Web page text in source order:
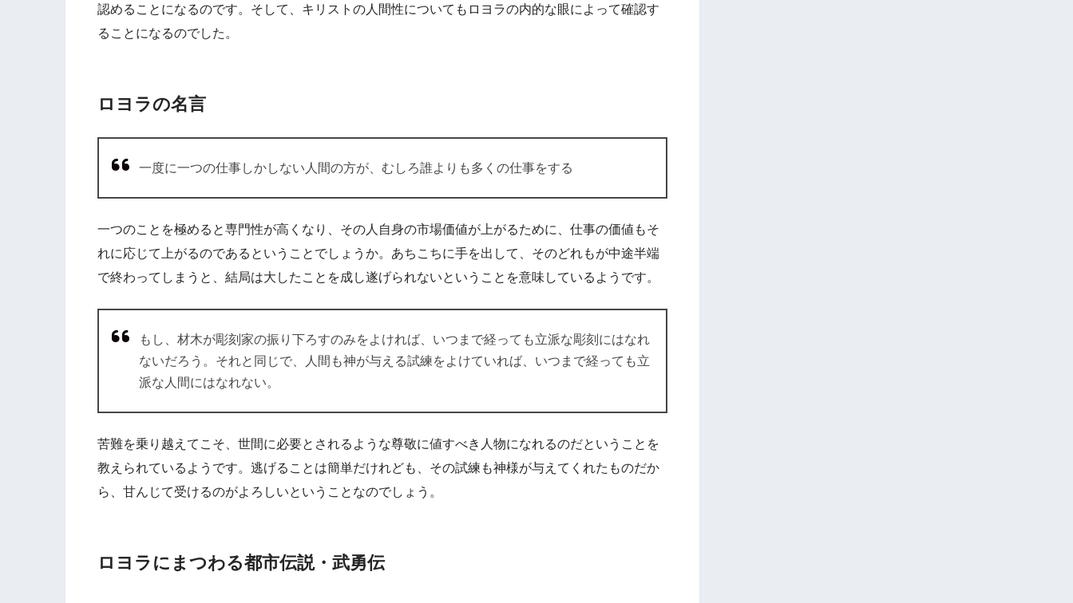
認めることになるのです。そして、キリストの人間性についてもロヨラの内的な眼によって確認す
ることになるのでした。
ロヨラの名言
一度に一つの仕事しかしない人間の方が、むしろ誰よりも多くの仕事をする
一つのことを極めると専門性が高くなり、その人自身の市場価値が上がるために、仕事の価値もそ
れに応じて上がるのであるということでしょうか。あちこちに手を出して、そのどれもが中途半端
で終わってしまうと、結局は大したことを成し遂げられないということを意味しているようです。
もし、材木が彫刻家の振り下ろすのみをよければ、いつまで経っても立派な彫刻にはなれ
ないだろう。それと同じで、人間も神が与える試練をよけていれば、いつまで経っても立
派な人間にはなれない。
苦難を乗り越えてこそ、世間に必要とされるような尊敬に値すべき人物になれるのだということを
教えられているようです。逃げることは簡単だけれども、その試練も神様が与えてくれたものだか
ら、甘んじて受けるのがよろしいということなのでしょう。
ロヨラにまつわる都市伝説・武勇伝